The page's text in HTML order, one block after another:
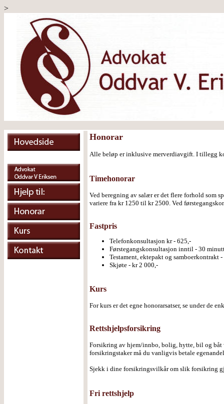
>
Honorar
Alle beløp er inklusive merverdiavgift. I tillegg
Timehonorar
Ved beregning av salær er det flere forhold som
variere fra kr 1250 til kr 2500. Ved
Fastpris
Telefonkonsultasjon kr - 625,-
Førstegangskonsultasjon inntil - 30
Testament, ektepakt og samboerkontrakt
Skjøte - kr 2 000,-
Kurs
For kurs er det egne honorarsatser, se under de
Rettshjelpsforsikring
Forsikring av hjem/innbo, bolig, hytte, bil og
forsikringstaker må du vanligvis betale
Sjekk i dine forsikringsvilkår om slik forsikring
Fri rettshjelp